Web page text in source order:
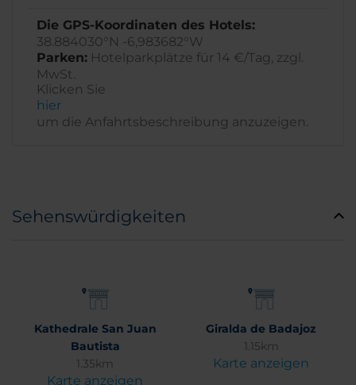
Die GPS-Koordinaten des Hotels:
38.884030°N -6,983682°W
Parken: Hotelparkplätze für 14 €/Tag, zzgl.
MwSt.
Klicken Sie
hier
um die Anfahrtsbeschreibung anzuzeigen.
Sehenswürdigkeiten
Kathedrale San Juan
Bautista
1.35km
Karte anzeigen
Giralda de Badajoz
1.15km
Karte anzeigen